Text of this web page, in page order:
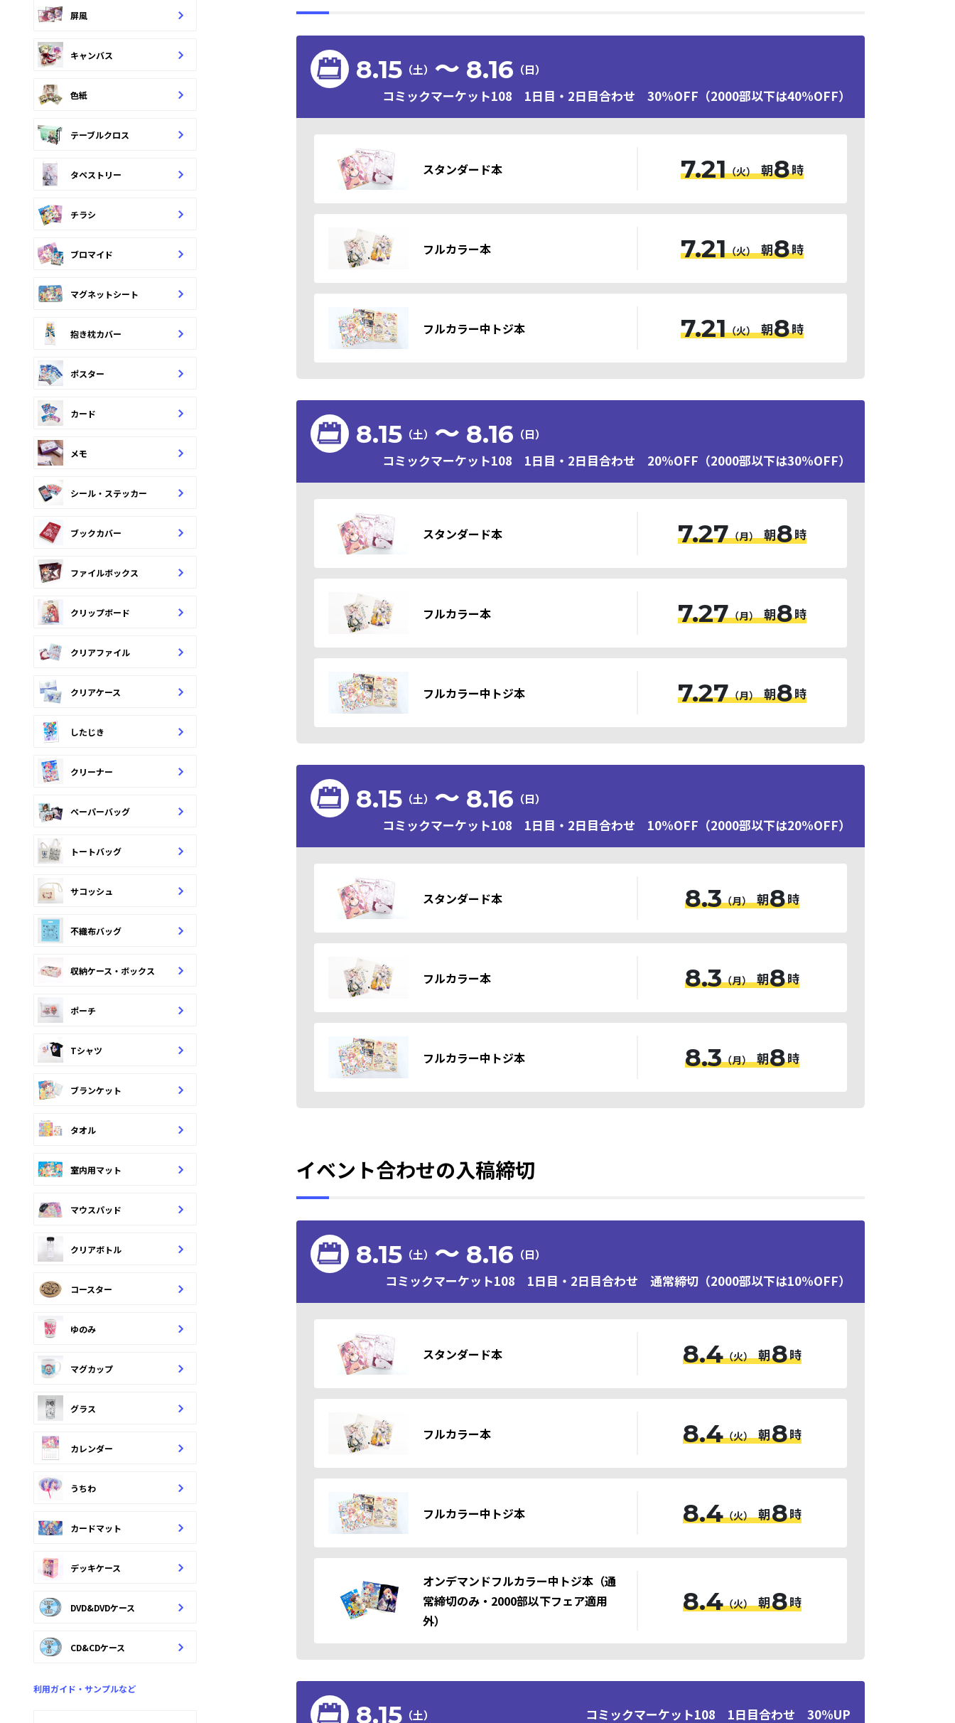
屏風
キャンバス
色紙
テーブルクロス
タペストリー
チラシ
ブロマイド
マグネットシート
抱き枕カバー
ポスター
カード
メモ
シール・ステッカー
ブックカバー
ファイルボックス
クリップボード
クリアファイル
クリアケース
したじき
クリーナー
ペーパーバッグ
トートバッグ
サコッシュ
不織布バッグ
収納ケース・ボックス
ポーチ
Tシャツ
ブランケット
タオル
室内用マット
マウスパッド
クリアボトル
コースター
ゆのみ
マグカップ
グラス
カレンダー
うちわ
カードマット
デッキケース
DVD&DVDケース
CD&CDケース
利用ガイド・サンプルなど
8.15（土） 〜 8.16 （日）
コミックマーケット108 1日目・2日目合わせ 30%OFF（2000部以下は40%OFF）
スタンダード本 7.21（火） 朝8時
フルカラー本 7.21（火） 朝8時
フルカラー中トジ本 7.21（火） 朝8時
8.15（土） 〜 8.16 （日）
コミックマーケット108 1日目・2日目合わせ 20%OFF（2000部以下は30%OFF）
スタンダード本 7.27（月） 朝8時
フルカラー本 7.27（月） 朝8時
フルカラー中トジ本 7.27（月） 朝8時
8.15（土） 〜 8.16 （日）
コミックマーケット108 1日目・2日目合わせ 10%OFF（2000部以下は20%OFF）
スタンダード本 8.3（月） 朝8時
フルカラー本 8.3（月） 朝8時
フルカラー中トジ本 8.3（月） 朝8時
イベント合わせの入稿締切
8.15（土） 〜 8.16 （日）
コミックマーケット108 1日目・2日目合わせ 通常締切（2000部以下は10%OFF）
スタンダード本 8.4（火） 朝8時
フルカラー本 8.4（火） 朝8時
フルカラー中トジ本 8.4（火） 朝8時
オンデマンドフルカラー中トジ本（通
常締切のみ・2000部以下フェア適用
外）
8.4（火） 朝8時
8.15（土） コミックマーケット108 1日目合わせ 30%UP